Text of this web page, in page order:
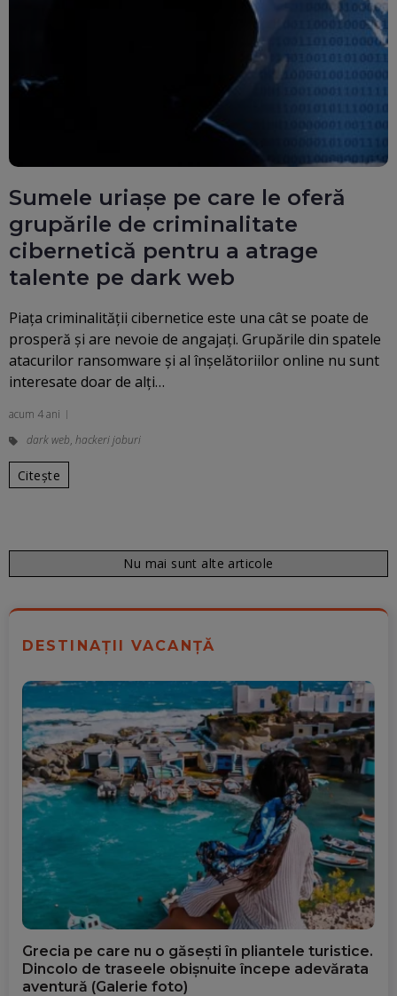
Sumele uriașe pe care le oferă
grupările de criminalitate
cibernetică pentru a atrage
talente pe dark web
Piața criminalității cibernetice este una cât se poate de
prosperă și are nevoie de angajați. Grupările din spatele
atacurilor ransomware și al înșelătoriilor online nu sunt
interesate doar de alți…
acum 4 ani
dark web, hackeri joburi
Citește
Nu mai sunt alte articole
DESTINAȚII VACANȚĂ
Grecia pe care nu o găsești în pliantele turistice.
Dincolo de traseele obișnuite începe adevărata
aventură (Galerie foto)